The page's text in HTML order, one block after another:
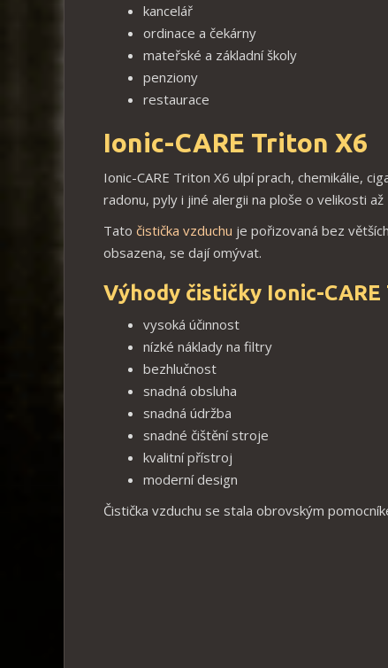
kancelář
ordinace a čekárny
mateřské a základní školy
penziony
restaurace
Ionic-CARE Triton X6
Ionic-CARE Triton X6 ulpí prach, chemikálie,
radonu, pyly i jiné alergii na ploše o velikosti až
Tato čistička vzduchu je pořizovaná bez
obsazena, se dají omývat.
Výhody čističky Ionic-
vysoká účinnost
nízké náklady na filtry
bezhlučnost
snadná obsluha
snadná údržba
snadné čištění stroje
kvalitní přístroj
moderní design
Čistička vzduchu se stala obrovským